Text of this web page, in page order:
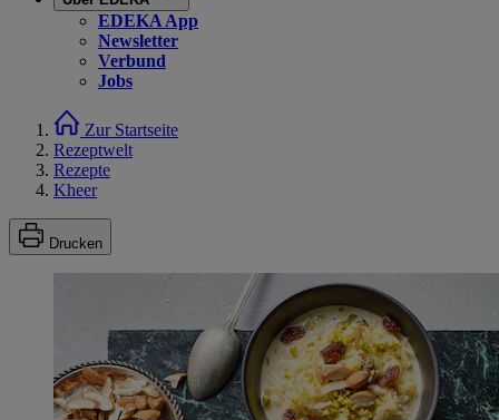
EDEKA App
Newsletter
Verbund
Jobs
Zur Startseite
Rezeptwelt
Rezepte
Kheer
Drucken